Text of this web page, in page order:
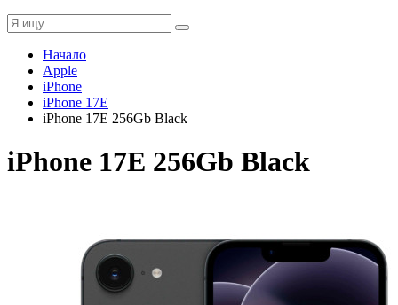
Начало
Apple
iPhone
iPhone 17E
iPhone 17E 256Gb Black
iPhone 17E 256Gb Black